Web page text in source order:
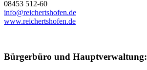
08453 512-60
info@reichertshofen.de
www.reichertshofen.de
Bürgerbüro und Hauptverwaltung: